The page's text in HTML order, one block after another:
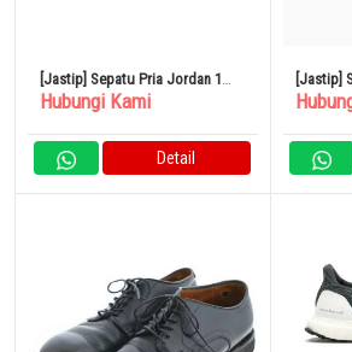
[Jastip] Sepatu Pria Jordan 1
Retro 28,5cm All-Star Chameleon
Hubungi Kami
Detail
[Jastip]
JUNGLE